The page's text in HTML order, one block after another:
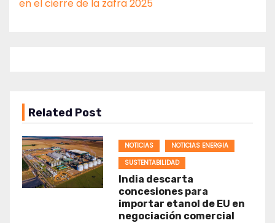
en el cierre de la zafra 2025
Related Post
NOTICIAS
NOTICIAS ENERGIA
SUSTENTABILIDAD
India descarta
concesiones para
importar etanol de EU en
negociación comercial